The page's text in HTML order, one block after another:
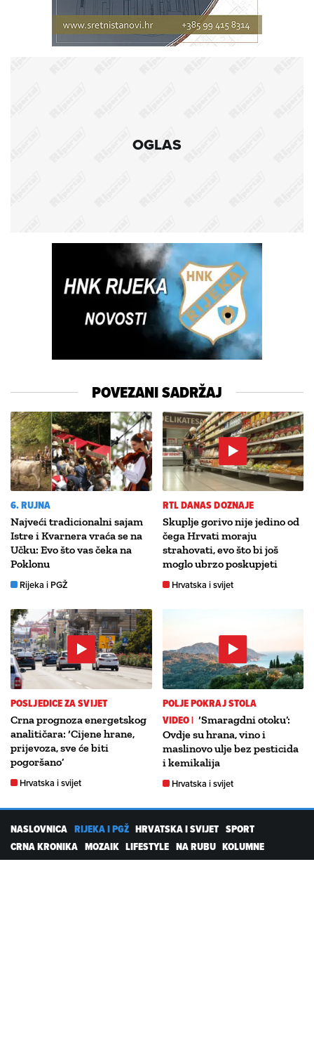
OGLAS
POVEZANI SADRŽAJ
6. RUJNA
Najveći tradicionalni sajam
Istre i Kvarnera vraća se na
Učku: Evo što vas čeka na
Poklonu
Rijeka i PGŽ
RTL DANAS DOZNAJE
Skuplje gorivo nije jedino od
čega Hrvati moraju
strahovati, evo što bi još
moglo ubrzo poskupjeti
Hrvatska i svijet
POSLJEDICE ZA SVIJET
Crna prognoza energetskog
analitičara: ‘Cijene hrane,
prijevoza, sve će biti
pogoršano’
Hrvatska i svijet
POLJE POKRAJ STOLA
VIDEO | ‘Smaragdni otoku’:
Ovdje su hrana, vino i
maslinovo ulje bez pesticida
i kemikalija
Hrvatska i svijet
NASLOVNICA RIJEKA I PGŽ HRVATSKA I SVIJET SPORT
CRNA KRONIKA MOZAIK LIFESTYLE NA RUBU KOLUMNE
PROMO